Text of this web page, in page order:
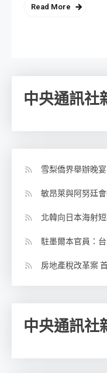
Read More
中央通訊社
雪梨僑界舉辦晚
敏昂萊與阿努廷
北韓向日本海射
駐墨爾本官員：
房地產稅改革案
中央通訊社